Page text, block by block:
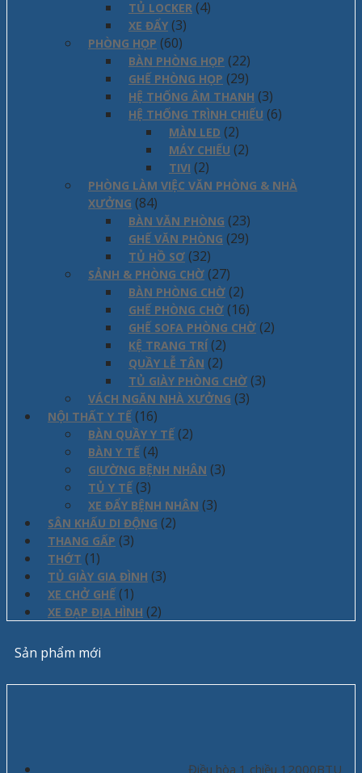
TỦ LOCKER (4)
XE ĐẨY (3)
PHÒNG HỌP (60)
BÀN PHÒNG HỌP (22)
GHẾ PHÒNG HỌP (29)
HỆ THỐNG ÂM THANH (3)
HỆ THỐNG TRÌNH CHIẾU (6)
MÀN LED (2)
MÁY CHIẾU (2)
TIVI (2)
PHÒNG LÀM VIỆC VĂN PHÒNG & NHÀ
XƯỞNG (84)
BÀN VĂN PHÒNG (23)
GHẾ VĂN PHÒNG (29)
TỦ HỒ SƠ (32)
SẢNH & PHÒNG CHỜ (27)
BÀN PHÒNG CHỜ (2)
GHẾ PHÒNG CHỜ (16)
GHẾ SOFA PHÒNG CHỜ (2)
KỆ TRANG TRÍ (2)
QUẦY LỄ TÂN (2)
TỦ GIÀY PHÒNG CHỜ (3)
VÁCH NGĂN NHÀ XƯỞNG (3)
NỘI THẤT Y TẾ (16)
BÀN QUẦY Y TẾ (2)
BÀN Y TẾ (4)
GIƯỜNG BỆNH NHÂN (3)
TỦ Y TẾ (3)
XE ĐẨY BỆNH NHÂN (3)
SÂN KHẤU DI ĐỘNG (2)
THANG GẤP (3)
THỚT (1)
TỦ GIÀY GIA ĐÌNH (3)
XE CHỞ GHẾ (1)
XE ĐẠP ĐỊA HÌNH (2)
Sản phẩm mới
Điều hòa 1 chiều 12000BTU